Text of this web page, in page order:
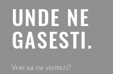
UNDE NE
GASESTI.
Vrei sa ne vizitezi?